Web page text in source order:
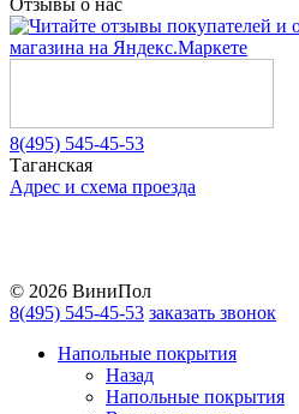
Отзывы о нас
8(495) 545-45-53
Таганская
Адрес и схема проезда
© 2026 ВиниПол
8(495) 545-45-53 заказать звонок
Напольные покрытия
Назад
Напольные покрытия